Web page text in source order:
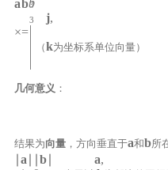
a
×
b
=
3
3
（
j,
k为坐标系单位向量）
几何意义 ：
结果为向量，方向垂直于a和b所
a b∣
a,